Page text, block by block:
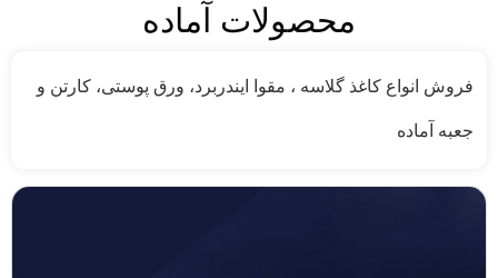
محصولات آماده
فروش انواع کاغذ گلاسه ، مقوا ایندربرد، ورق پوستی، کارتن و
جعبه آماده